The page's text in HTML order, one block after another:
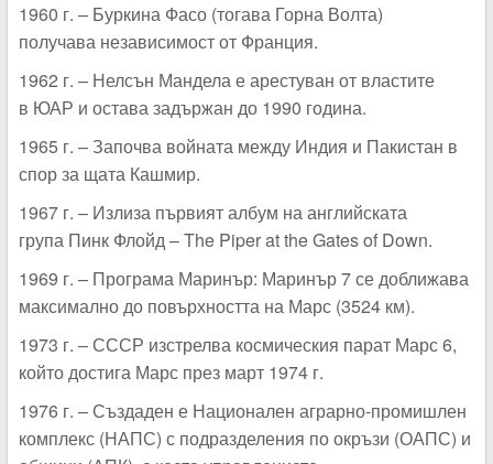
1960 г. – Буркина Фасо (тогава Горна Волта)
получава независимост от Франция.
1962 г. – Нелсън Мандела е арестуван от властите
в ЮАР и остава задържан до 1990 година.
1965 г. – Започва войната между Индия и Пакистан в
спор за щата Кашмир.
1967 г. – Излиза първият албум на английската
група Пинк Флойд –The Piper at the Gates of Down.
1969 г. – Програма Маринър: Маринър 7 се доближава
максимално до повърхността на Марс (3524 км).
1973 г. – СССР изстрелва космическия парат Марс 6,
който достига Марс през март 1974 г.
1976 г. – Създаден е Национален аграрно-промишлен
комплекс (НАПС) с подразделения по окръзи (ОАПС) и